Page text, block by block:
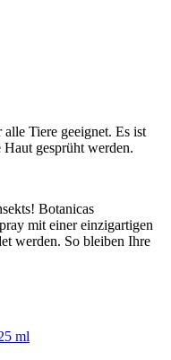
Tiere geeignet. Es ist
gesprüht werden.
Botanicas
mit einer einzigartigen
werden. So bleiben Ihre